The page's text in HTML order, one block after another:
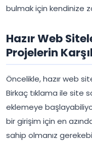
bulmak için kendinize
Hazır Web
Projelerin
Öncelikle, hazır web
Birkaç tıklama ile site
eklemeye
bir girişim için en
sahip olmanız